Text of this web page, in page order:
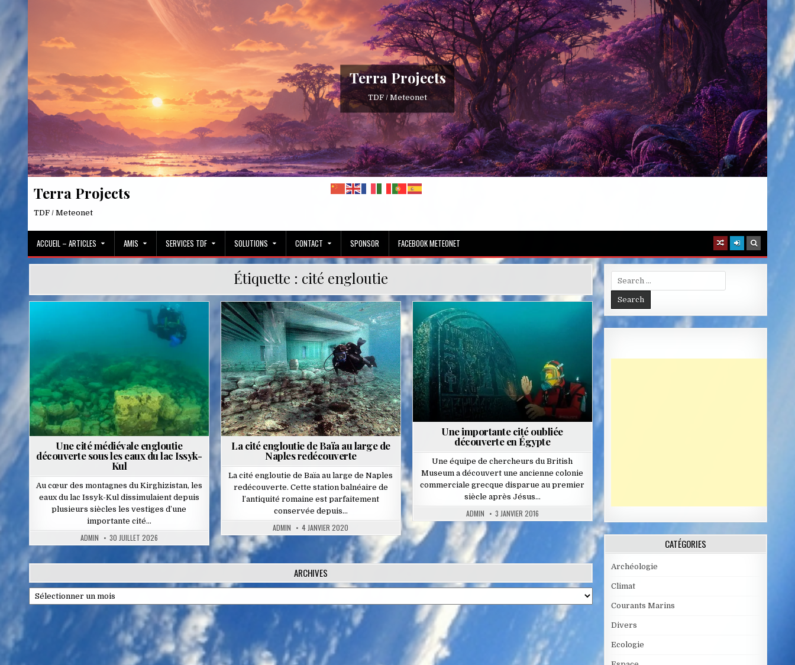
Terra Projects
TDF / Meteonet
Terra Projects
TDF / Meteonet
ACCUEIL – ARTICLES AMIS SERVICES TDF SOLUTIONS CONTACT SPONSOR FACEBOOK METEONET
Étiquette : cité engloutie
Une cité médiévale engloutie
découverte sous les eaux du lac Issyk-
Kul
Au cœur des montagnes du Kirghizistan, les
eaux du lac Issyk-Kul dissimulaient depuis
plusieurs siècles les vestiges d’une
importante cité…
ADMIN 30 JUILLET 2026
Posted
in
La cité engloutie de Baïa au large de
Naples redécouverte
La cité engloutie de Baïa au large de Naples
redécouverte. Cette station balnéaire de
l’antiquité romaine est parfaitement
conservée depuis…
ADMIN 4 JANVIER 2020
Posted
in
Une importante cité oubliée
découverte en Égypte
Une équipe de chercheurs du British
Museum a découvert une ancienne colonie
commerciale grecque disparue au premier
siècle après Jésus…
ADMIN 3 JANVIER 2016
ARCHIVES
Archives
Search
for:
CATÉGORIES
Archéologie
Climat
Courants Marins
Divers
Ecologie